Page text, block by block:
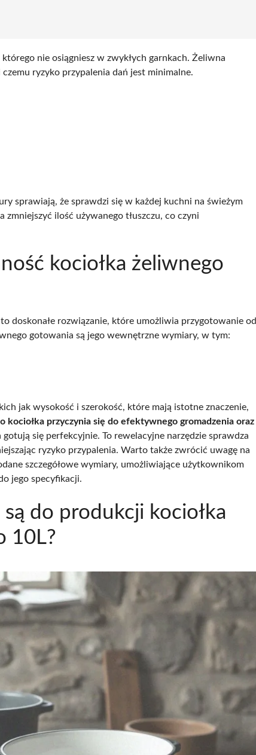
nie osiągniesz w zwykłych garnkach. Żeliwna
ryzyko przypalenia dań jest minimalne.
sprawiają, że sprawdzi się w każdej kuchni na świeżym
ilość używanego tłuszczu, co czyni
kociołka żeliwnego
to doskonałe rozwiązanie, które umożliwia przygotowanie od
gotowania są jego wewnętrzne wymiary, w tym:
jak wysokość i szerokość, które mają istotne znaczenie,
kociołka przyczynia się do efektywnego gromadzenia oraz
gotują się perfekcyjnie. To rewelacyjne narzędzie sprawdza
ryzyko przypalenia. Warto także zwrócić uwagę na
szczegółowe wymiary, umożliwiające użytkownikom
jego specyfikacji.
do produkcji kociołka
10L?